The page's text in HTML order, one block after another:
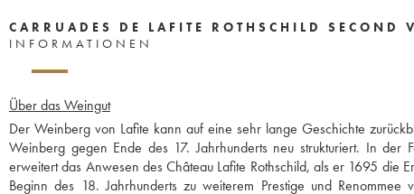
CARRUADES DE LAFITE ROTHSCHILD SECOND
INFORMATIONEN
Über das Weingut
Der Weinberg von Lafite kann auf eine sehr lange Geschichte
Weinberg gegen Ende des 17. Jahrhunderts neu strukturiert. In
erweitert das Anwesen des Château Lafite Rothschild, als er 1695 die
Beginn des 18. Jahrhunderts zu weiterem Prestige und